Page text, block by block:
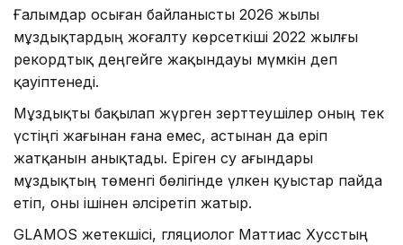
Ғалымдар осыған байланысты 2026 жылы
мұздықтардың жоғалту көрсеткіші 2022 жылғы
рекордтық деңгейге жақындауы мүмкін деп
қауіптенеді.
Мұздықты бақылап жүрген зерттеушілер оның тек
үстіңгі жағынан ғана емес, астынан да еріп
жатқанын анықтады. Еріген су ағындары
мұздықтың төменгі бөлігінде үлкен қуыстар пайда
етіп, оны ішінен әлсіретіп жатыр.
GLAMOS жетекшісі, гляциолог Маттиас Хусстың